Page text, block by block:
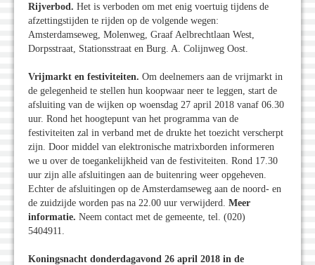
Rijverbod. Het is verboden om met enig voertuig tijdens de
afzettingstijden te rijden op de volgende wegen:
Amsterdamseweg, Molenweg, Graaf Aelbrechtlaan West,
Dorpsstraat, Stationsstraat en Burg. A. Colijnweg Oost.
Vrijmarkt en festiviteiten. Om deelnemers aan de vrijmarkt in
de gelegenheid te stellen hun koopwaar neer te leggen, start de
afsluiting van de wijken op woensdag 27 april 2018 vanaf 06.30
uur. Rond het hoogtepunt van het programma van de
festiviteiten zal in verband met de drukte het toezicht verscherpt
zijn. Door middel van elektronische matrixborden informeren
we u over de toegankelijkheid van de festiviteiten. Rond 17.30
uur zijn alle afsluitingen aan de buitenring weer opgeheven.
Echter de afsluitingen op de Amsterdamseweg aan de noord- en
de zuidzijde worden pas na 22.00 uur verwijderd. Meer
informatie. Neem contact met de gemeente, tel. (020)
5404911.
Koningsnacht donderdagavond 26 april 2018 in de